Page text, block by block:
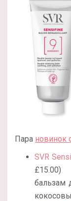
Пара новинок
SVR
бальзам